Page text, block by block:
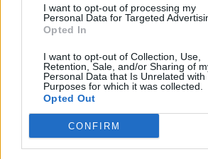
I want to opt-out of processing my
Personal Data for Targeted
Opted In
I want to opt-out of Collection, Use,
Retention, Sale, and/or Sharing of
Personal Data that Is Unrelated with
Purposes for which it was collected.
Opted Out
CONFIRM
MM-kullasta käytiin
Leijonat voitti
jatkoajalla
Tässä Leijonien